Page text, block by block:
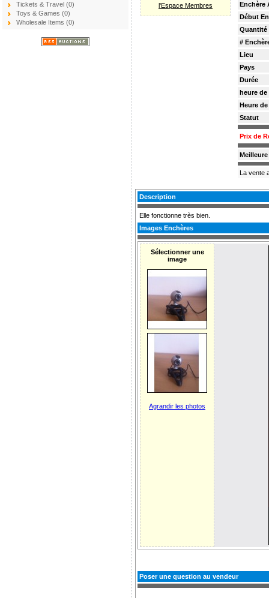
Tickets & Travel (0)
Toys & Games (0)
Wholesale Items (0)
l'Espace Membres
Enchère
Début
Quantité
#
Lieu
Pays
Durée
heure de
Heure
Statut
Prix de
La vente
Description
Elle fonctionne très bien.
Images Enchères
Sélectionner une
image
Agrandir les photos
Poser une question au vendeur